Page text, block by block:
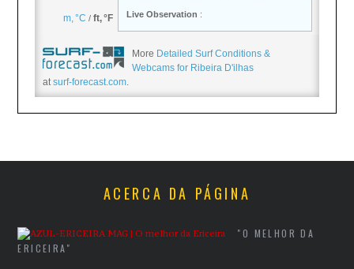
More Detailed Surf Conditions &
Webcams for Ribeira D'ilhas
atsurf-forecast.com.
ACERCA DA PÁGINA
"O MELHOR DA
ERICEIRA"